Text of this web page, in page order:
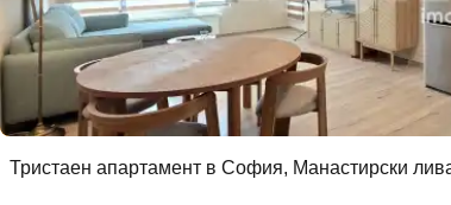
Тристаен апартамент в София, Манастирски